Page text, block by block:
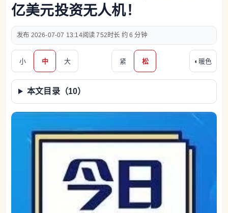
亿美元投资无人机！
2026-07-07 13:14 752 约 6 分钟
小 中 大 紧 松 ◐ 暖色
本文目录（10）